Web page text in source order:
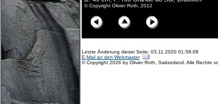
© Copyright Olivier Roth, 2012
Letzte Änderung dieser Seite: 03.11.2020 01:58:08
E-Mail an den Webmaster
© Copyright 2026 by Olivier Roth, Switzerland. Alle Rechte